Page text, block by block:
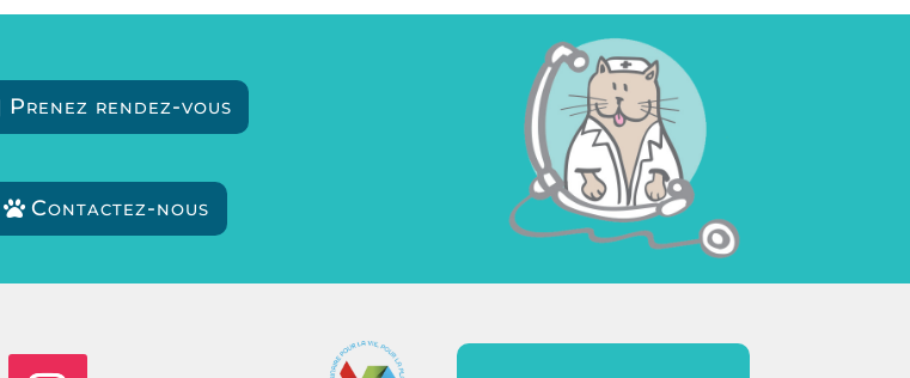
Prenez rendez-vous
Contactez-nous